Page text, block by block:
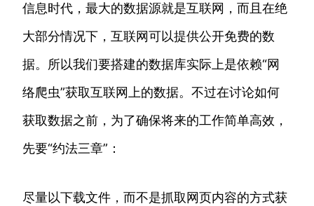
信息时代，最大的数据源就是互联网，而且在绝
大部分情况下，互联网可以提供公开免费的数
据。所以我们要搭建的数据库实际上是依赖“网
络爬虫”获取互联网上的数据。不过在讨论如何
获取数据之前，为了确保将来的工作简单高效，
先要“约法三章”：
尽量以下载文件，而不是抓取网页内容的方式获